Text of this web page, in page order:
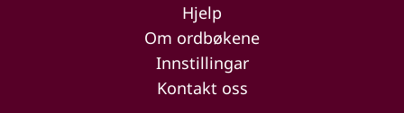
Hjelp
Om ordbøkene
Innstillingar
Kontakt oss